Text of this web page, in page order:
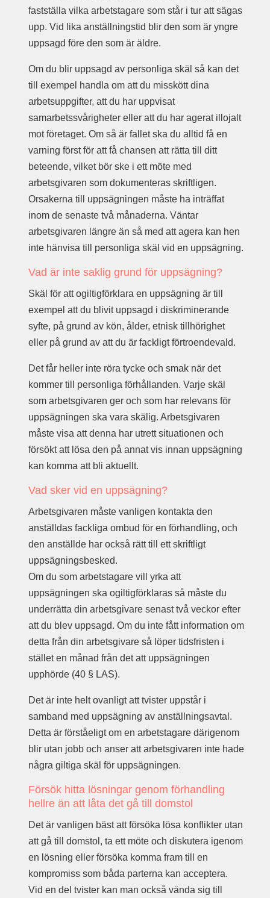
fastställa vilka arbetstagare som står i tur att sägas
upp. Vid lika anställningstid blir den som är yngre
uppsagd före den som är äldre.
Om du blir uppsagd av personliga skäl så kan det
till exempel handla om att du misskött dina
arbetsuppgifter, att du har uppvisat
samarbetssvårigheter eller att du har agerat illojalt
mot företaget. Om så är fallet ska du alltid få en
varning först för att få chansen att rätta till ditt
beteende, vilket bör ske i ett möte med
arbetsgivaren som dokumenteras skriftligen.
Orsakerna till uppsägningen måste ha inträffat
inom de senaste två månaderna. Väntar
arbetsgivaren längre än så med att agera kan hen
inte hänvisa till personliga skäl vid en uppsägning.
Vad är inte saklig grund för uppsägning?
Skäl för att ogiltigförklara en uppsägning är till
exempel att du blivit uppsagd i diskriminerande
syfte, på grund av kön, ålder, etnisk tillhörighet
eller på grund av att du är fackligt förtroendevald.
Det får heller inte röra tycke och smak när det
kommer till personliga förhållanden. Varje skäl
som arbetsgivaren ger och som har relevans för
uppsägningen ska vara skälig. Arbetsgivaren
måste visa att denna har utrett situationen och
försökt att lösa den på annat vis innan uppsägning
kan komma att bli aktuellt.
Vad sker vid en uppsägning?
Arbetsgivaren måste vanligen kontakta den
anställdas fackliga ombud för en förhandling, och
den anställde har också rätt till ett skriftligt
uppsägningsbesked.
Om du som arbetstagare vill yrka att
uppsägningen ska ogiltigförklaras så måste du
underrätta din arbetsgivare senast två veckor efter
att du blev uppsagd. Om du inte fått information om
detta från din arbetsgivare så löper tidsfristen i
stället en månad från det att uppsägningen
upphörde (40 § LAS).
Det är inte helt ovanligt att tvister uppstår i
samband med uppsägning av anställningsavtal.
Detta är förståeligt om en arbetstagare därigenom
blir utan jobb och anser att arbetsgivaren inte hade
några giltiga skäl för uppsägningen.
Försök hitta lösningar genom förhandling
hellre än att låta det gå till domstol
Det är vanligen bäst att försöka lösa konflikter utan
att gå till domstol, ta ett möte och diskutera igenom
en lösning eller försöka komma fram till en
kompromiss som båda parterna kan acceptera.
Vid en del tvister kan man också vända sig till